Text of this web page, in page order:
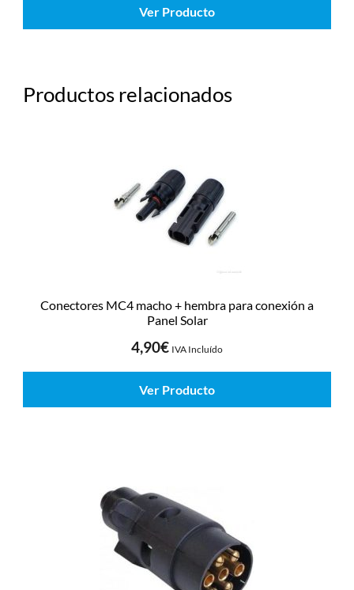
Ver Producto
Productos relacionados
Conectores MC4 macho + hembra para conexión a
Panel Solar
4,90€ IVA Incluído
Ver Producto